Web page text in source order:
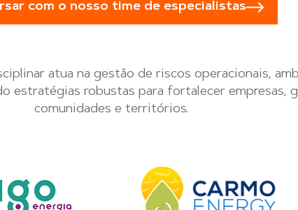
com o nosso time de especialistas
atua na gestão de riscos operacionais,
estratégias robustas para fortalecer empresas,
comunidades e territórios.